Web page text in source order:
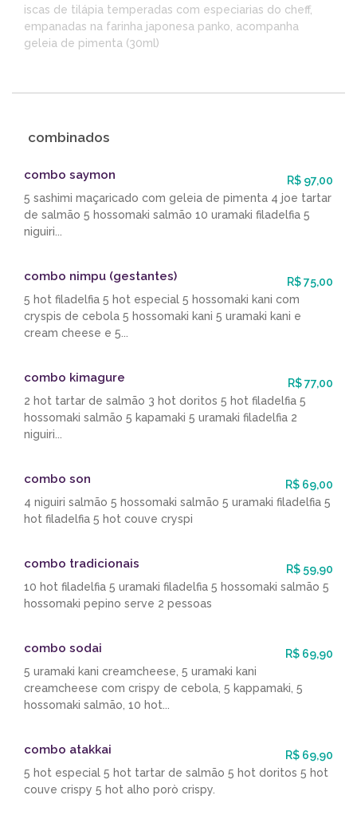
iscas de tilápia temperadas com especiarias do cheff,
empanadas na farinha japonesa panko, acompanha
geleia de pimenta (30ml)
combinados
combo saymon
R$ 97,00
5 sashimi maçaricado com geleia de pimenta 4 joe tartar
de salmão 5 hossomaki salmão 10 uramaki filadelfia 5
niguiri...
combo nimpu (gestantes)
R$ 75,00
5 hot filadelfia 5 hot especial 5 hossomaki kani com
cryspis de cebola 5 hossomaki kani 5 uramaki kani e
cream cheese e 5...
combo kimagure
R$ 77,00
2 hot tartar de salmão 3 hot doritos 5 hot filadelfia 5
hossomaki salmão 5 kapamaki 5 uramaki filadelfia 2
niguiri...
combo son
R$ 69,00
4 niguiri salmão 5 hossomaki salmão 5 uramaki filadelfia 5
hot filadelfia 5 hot couve cryspi
combo tradicionais
R$ 59,90
10 hot filadelfia 5 uramaki filadelfia 5 hossomaki salmão 5
hossomaki pepino serve 2 pessoas
combo sodai
R$ 69,90
5 uramaki kani creamcheese, 5 uramaki kani
creamcheese com crispy de cebola, 5 kappamaki, 5
hossomaki salmão, 10 hot...
combo atakkai
R$ 69,90
5 hot especial 5 hot tartar de salmão 5 hot doritos 5 hot
couve crispy 5 hot alho porò crispy.